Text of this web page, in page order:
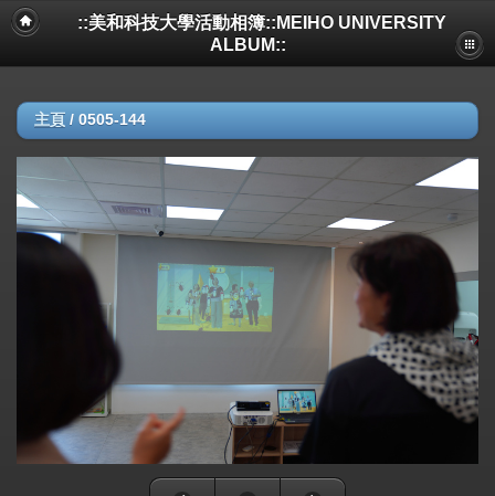
::美和科技大學活動相簿::MEIHO UNIVERSITY
ALBUM::
主頁 / 0505-144